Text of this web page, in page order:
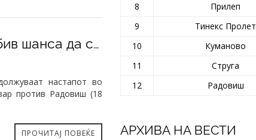
​Стојановски: Во Пролет добив шанса да се развивам, сакам нова победа
настапот во
против Радовиш (18
ПРОЧИТАЈ ПОВЕЌЕ
8
Прилеп
9
Тинекс Пролет
10
Куманово
11
Струга
12
Радовиш
АРХИВА НА ВЕСТИ